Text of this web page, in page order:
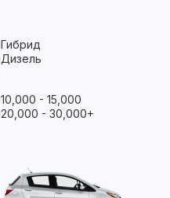
Гибрид
Дизель
10,000 - 15,000
20,000 - 30,000+